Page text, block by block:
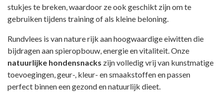
stukjes te breken, waardoor ze ook geschikt zijn om te
gebruiken tijdens training of als kleine beloning.
Rundvlees is van nature rijk aan hoogwaardige eiwitten die
bijdragen aan spieropbouw, energie en vitaliteit. Onze
natuurlijke hondensnacks zijn volledig vrij van kunstmatige
toevoegingen, geur-, kleur- en smaakstoffen en passen
perfect binnen een gezond en natuurlijk dieet.